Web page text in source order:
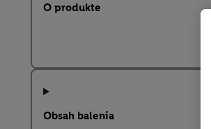
O produkte
Obsah balenia